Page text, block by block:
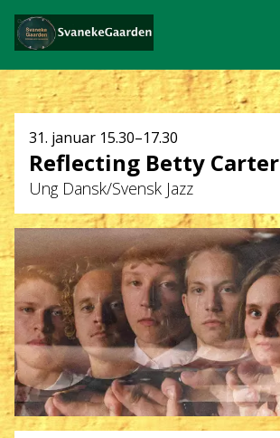
Dato
og
klokkeslæt
31. januar 15.30–17.30
Reflecting Betty Carter
Ung Dansk/Svensk Jazz